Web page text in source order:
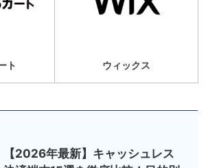
ト ウィックス
【2026年最新】キャッシュレス